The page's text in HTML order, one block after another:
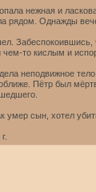
нежная и
рядом. Однажды
чем-то кислым и
неподвижное
Пётр был
умер сын, хотел